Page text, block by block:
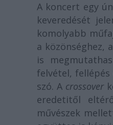
A koncert egy
keveredését
komolyabb
a közönséghez,
is
felvétel,
szó. A crossover
eredetitől
művészek